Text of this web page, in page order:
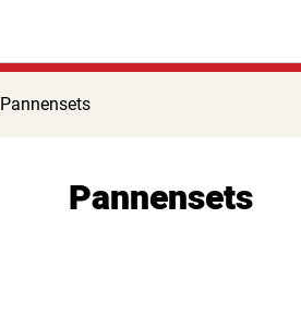
Pannensets
Pannensets